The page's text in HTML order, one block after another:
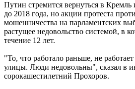
Путин стремится вернуться в
до 2018 года, но акции протеста
мошенничества на парламентских
растущее недовольство системой, в
течение 12 лет.
"То, что работало раньше, не
улицы. Люди недовольны", сказал в
сорокашестилетний Прохоров.